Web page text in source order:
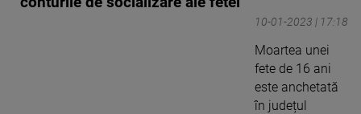
10-01-2023 | 17:18
Moartea unei
fete de 16 ani
este anchetată
în județul